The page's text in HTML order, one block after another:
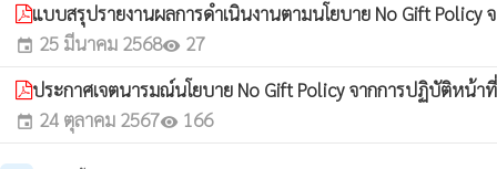
แบบสรุปรายงานผลการดำเนินงานตามนโยบาย No Gift
event 25 มีนาคม 2568visibility 27
ประกาศเจตนารมณ์นโยบาย No Gift Policy จากการปฏิบัติหน้
event 24 ตุลาคม 2567visibility 166